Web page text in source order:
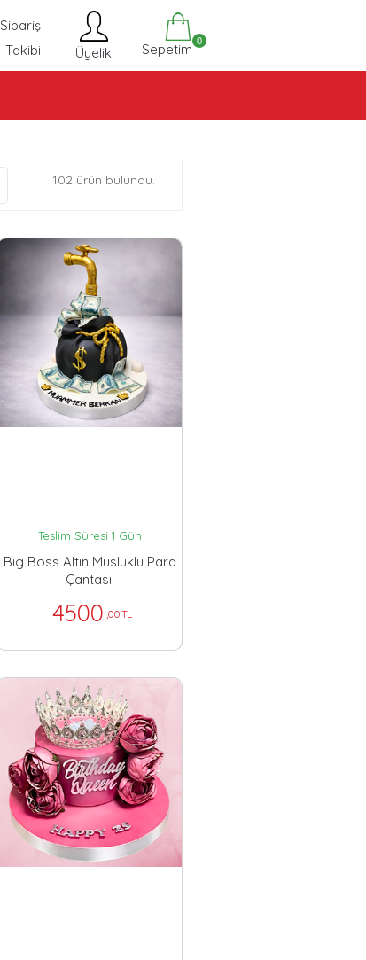
Sipariş
Takibi
Üyelik Sepetim 0
102 ürün bulundu.
Teslim Süresi 1 Gün
Big Boss Altın Musluklu Para
Çantası.
4500 ,00 TL